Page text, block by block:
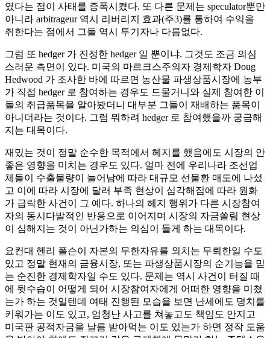
였다는 점이 사태를 증폭시켰다. 또 다른 문제는 speculator뿐만
아니라 arbitrageur 역시 리버리지 효과(주3)를 통하여 수익을
취한다는 점에서 그들 역시 투기자나 다름없다.
그럼 또 hedger 가 진정한 hedger 일 뿐이냐. 그것도 조금 의심
스러운 측면이 있다. 미국의 마르크스주의자 경제학자 Doug
Hedwood 가 조사한 바에 따르면 농산물 파생상품시장에 농부
가 직접 hedger 로 참여하는 경우도 드물거니와 실제 참여한 이
들의 취급품목을 알아봤더니 대부분 그들이 재배하는 품목이
아니더라는 것이다. 그럼 뭐하려 hedger 로 참여했을까 궁금해
지는 대목이다.
재밌는 것이 정말 순수한 목적에서 헤지를 했음에도 시장의 안
좋은 영향을 미치는 경우도 있다. 얼마 전에 우리나라 조선업
체들이 수출물량이 늘어남에 따라 대규모 선물환 매도에 나섰
고 이에 따라 시장에 달러 부족 현상이 심각해짐에 따라 원화
가 급락한 사건이 그 예다. 하나의 헤지 행위가 다른 시장참여
자의 동시다발적인 반응으로 이어지며 시장의 자금쏠림 현상
이 심해지는 것이 아닌가하는 의심이 들게 하는 대목이다.
요컨대 헨리 폴슨이 자본의 무한자유를 외치는 무뢰한일 수도
있고 정말 현재의 금융시장, 또는 파생상품시장의 순기능을 믿
는 순진한 경제학자일 수도 있다. 문제는 역시 사건이 터질 때
에 뒷수습이 어떻게 되어 시장참여자에게 어떠한 영향을 미쳤
는가 하는 것일텐데 여태 진행된 모습을 보면 난세에도 덩치를
키워가는 이도 있고, 엄청난 사고를 쳐놓고도 책임도 안지고
미국판 공적자금을 날름 받아먹는 이도 있는가 하면 정작 도움